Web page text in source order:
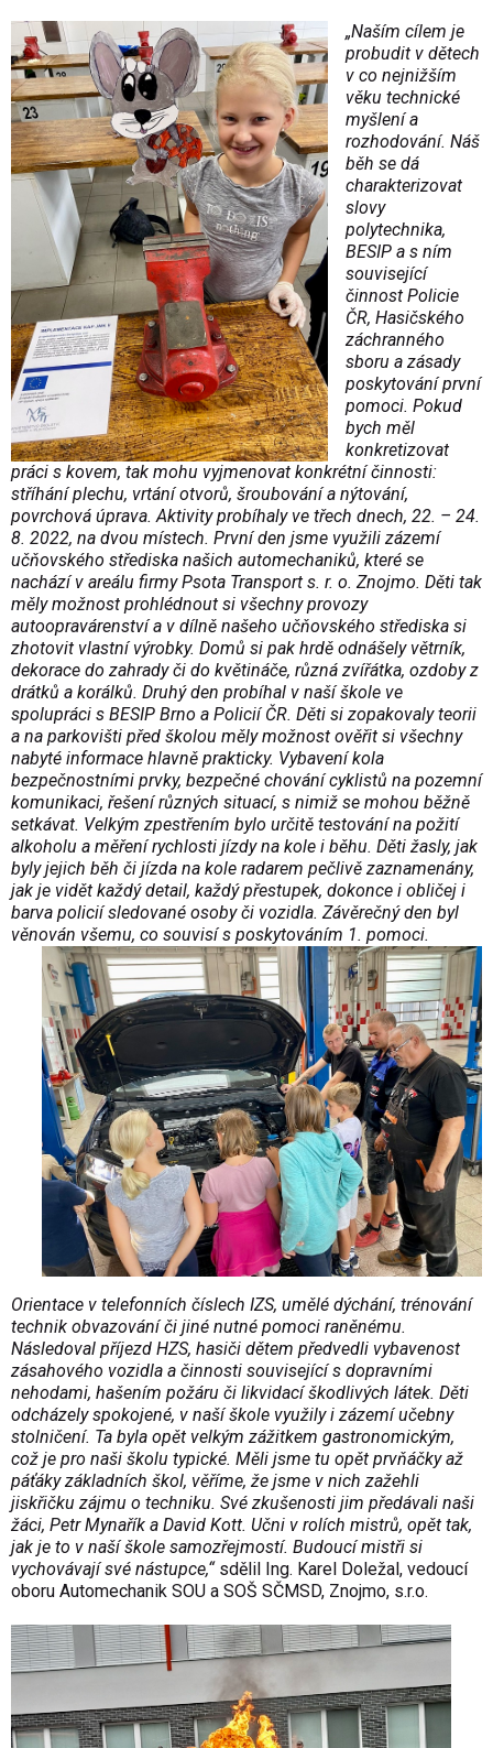
„Naším cílem je
probudit v dětech
v co nejnižším
věku technické
myšlení a
rozhodování. Náš
běh se dá
charakterizovat
slovy
polytechnika,
BESIP a s ním
související
činnost Policie
ČR, Hasičského
záchranného
sboru a zásady
poskytování první
pomoci. Pokud
bych měl
konkretizovat
práci s kovem, tak mohu vyjmenovat konkrétní činnosti:
stříhání plechu, vrtání otvorů, šroubování a nýtování,
povrchová úprava. Aktivity probíhaly ve třech dnech, 22. – 24.
8. 2022, na dvou místech. První den jsme využili zázemí
učňovského střediska našich automechaniků, které se
nachází v areálu firmy Psota Transport s. r. o. Znojmo. Děti tak
měly možnost prohlédnout si všechny provozy
autoopravárenství a v dílně našeho učňovského střediska si
zhotovit vlastní výrobky. Domů si pak hrdě odnášely větrník,
dekorace do zahrady či do květináče, různá zvířátka, ozdoby z
drátků a korálků. Druhý den probíhal v naší škole ve
spolupráci s BESIP Brno a Policií ČR. Děti si zopakovaly teorii
a na parkovišti před školou měly možnost ověřit si všechny
nabyté informace hlavně prakticky. Vybavení kola
bezpečnostními prvky, bezpečné chování cyklistů na pozemní
komunikaci, řešení různých situací, s nimiž se mohou běžně
setkávat. Velkým zpestřením bylo určitě testování na požití
alkoholu a měření rychlosti jízdy na kole i běhu. Děti žasly, jak
byly jejich běh či jízda na kole radarem pečlivě zaznamenány,
jak je vidět každý detail, každý přestupek, dokonce i obličej i
barva policií sledované osoby či vozidla. Závěrečný den byl
věnován všemu, co souvisí s poskytováním 1. pomoci.
Orientace v telefonních číslech IZS, umělé dýchání, trénování
technik obvazování či jiné nutné pomoci raněnému.
Následoval příjezd HZS, hasiči dětem předvedli vybavenost
zásahového vozidla a činnosti související s dopravními
nehodami, hašením požáru či likvidací škodlivých látek. Děti
odcházely spokojené, v naší škole využily i zázemí učebny
stolničení. Ta byla opět velkým zážitkem gastronomickým,
což je pro naši školu typické. Měli jsme tu opět prvňáčky až
páťáky základních škol, věříme, že jsme v nich zažehli
jiskřičku zájmu o techniku. Své zkušenosti jim předávali naši
žáci, Petr Mynařík a David Kott. Učni v rolích mistrů, opět tak,
jak je to v naší škole samozřejmostí. Budoucí mistři si
vychovávají své nástupce,“ sdělil Ing. Karel Doležal, vedoucí
oboru Automechanik SOU a SOŠ SČMSD, Znojmo, s.r.o.